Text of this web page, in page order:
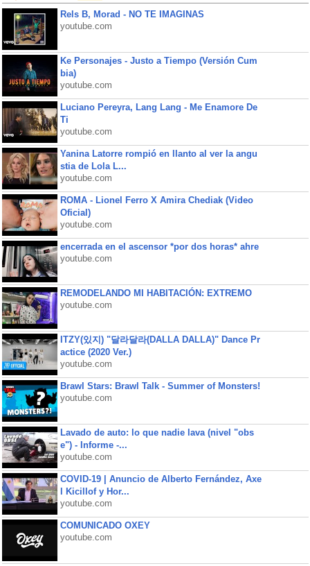
Rels B, Morad - NO TE IMAGINAS
youtube.com
Ke Personajes - Justo a Tiempo (Versión Cum
bia)
youtube.com
Luciano Pereyra, Lang Lang - Me Enamore De
Ti
youtube.com
Yanina Latorre rompió en llanto al ver la angu
stia de Lola L...
youtube.com
ROMA - Lionel Ferro X Amira Chediak (Video
Oficial)
youtube.com
encerrada en el ascensor *por dos horas* ahre
youtube.com
REMODELANDO MI HABITACIÓN: EXTREMO
youtube.com
ITZY(있지) "달라달라(DALLA DALLA)" Dance Pr
actice (2020 Ver.)
youtube.com
Brawl Stars: Brawl Talk - Summer of Monsters!
youtube.com
Lavado de auto: lo que nadie lava (nivel "obs
e") - Informe -...
youtube.com
COVID-19 | Anuncio de Alberto Fernández, Axe
l Kicillof y Hor...
youtube.com
COMUNICADO OXEY
youtube.com